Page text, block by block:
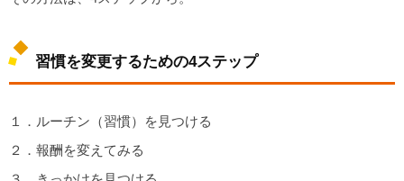
習慣を変更するための4ステップ
１．ルーチン（習慣）を見つける
２．報酬を変えてみる